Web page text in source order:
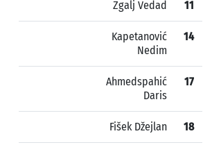
Žgalj Vedad 11
Kapetanović
Nedim
14
Ahmedspahić
Daris
17
Fišek Džejlan 18